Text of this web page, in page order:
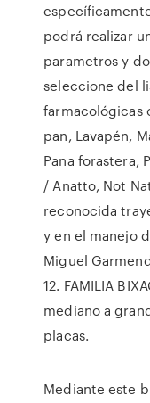
podrá realizar
parametros y
seleccione del
farmacológicas
pan, Lavapén,
Pana forastera,
/ Anatto, Not
reconocida
y en el manejo
Miguel
12. FAMILIA
mediano a
placas.
Mediante este